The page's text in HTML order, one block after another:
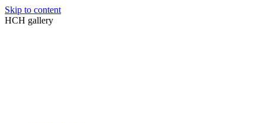
Skip to content
HCH gallery